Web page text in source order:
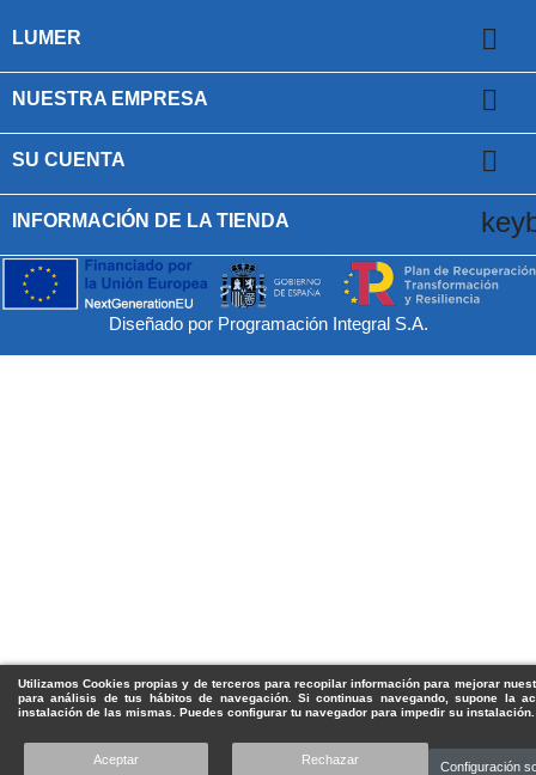
Utilizamos Cookies propias y de terceros para recopilar información para mejorar
para análisis de tus hábitos de navegación. Si continuas navegando, supone la
instalación de las mismas. Puedes configurar tu navegador para impedir su instalación.
Aceptar Rechazar Configuración
LUMER 
NUESTRA EMPRESA 
SU CUENTA 
INFORMACIÓN DE LA TIENDA
Diseñado por Programación Integral S.A.